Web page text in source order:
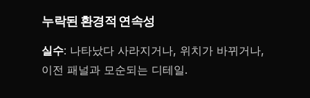
누락된 환경적 연속성
실수: 나타났다 사라지거나, 위치가 바뀌거나,
이전 패널과 모순되는 디테일.